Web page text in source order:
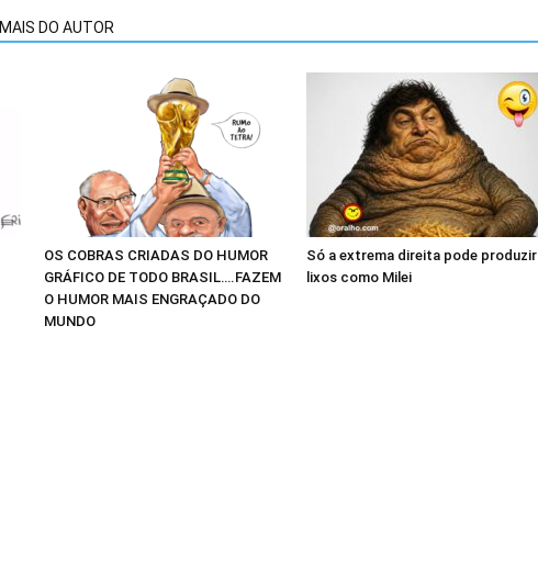
MAIS DO AUTOR
OS COBRAS CRIADAS DO HUMOR
GRÁFICO DE TODO BRASIL….FAZEM
O HUMOR MAIS ENGRAÇADO DO
MUNDO
Só a extrema direita pode produzir
lixos como Milei